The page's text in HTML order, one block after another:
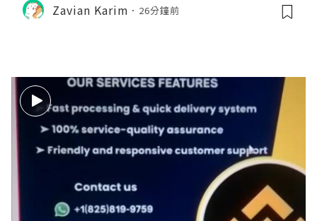
Zavian Karim 26分鐘前